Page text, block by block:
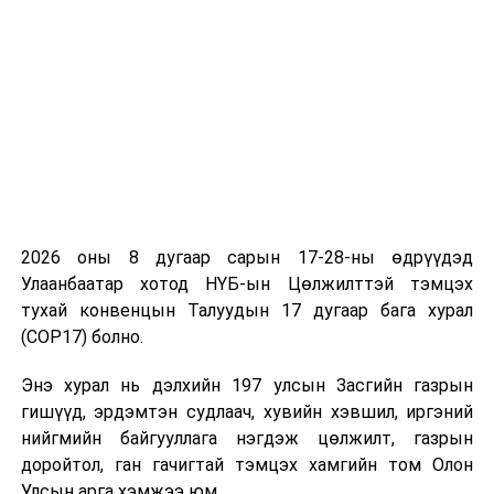
Түлшний нөөц бүрдүүлэх, татан авах,
өвөлжилтийн бэлтгэлийг шуурхай зохион
байгуулах,
өөрийн эзэмшлийн байргүй төрийн
байгууллагыг ашиглалтын зардлаар
байршуулах асуудлыг судалж, танилцуулах,
Засгийн газрын 2026 оны Мянганы сорилтын
2026 оны 8 дугаар сарын 17-28-ны өдрүүдэд
Улаанбаатар хотод НҮБ-ын Цөлжилттэй тэмцэх
тухай конвенцын Талуудын 17 дугаар бага хурал
(COP17) болно.
Энэ хурал нь дэлхийн 197 улсын Засгийн газрын
гишүүд, эрдэмтэн судлаач, хувийн хэвшил, иргэний
нийгмийн байгууллага нэгдэж цөлжилт, газрын
доройтол, ган гачигтай тэмцэх хамгийн том Олон